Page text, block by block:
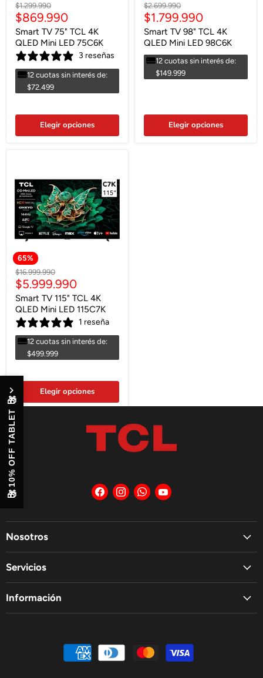
Precio
original
$1.299.990
Precio
actual
$869.990
Smart TV 75" TCL 4K
QLED Mini LED 75C6K
3 reseñas
12 cuotas sin interés de:
$72.499
Elegir opciones
Precio
original
$2.699.990
Precio
actual
$1.799.990
Smart TV 98" TCL 4K
QLED Mini LED 98C6K
12 cuotas sin interés de:
$149.999
Elegir opciones
65%
Precio
original
$16.999.990
Precio
actual
$5.999.990
Smart TV 115" TCL 4K
QLED Mini LED 115C7K
1 reseña
12 cuotas sin interés de:
$499.999
Elegir opciones
Encuéntrenos
en
Encuéntrenos
en
Encuéntrenos
en
Encuéntrenos
en
Nosotros
Servicios
Información
🎁
10% OFF TABLET
🎁